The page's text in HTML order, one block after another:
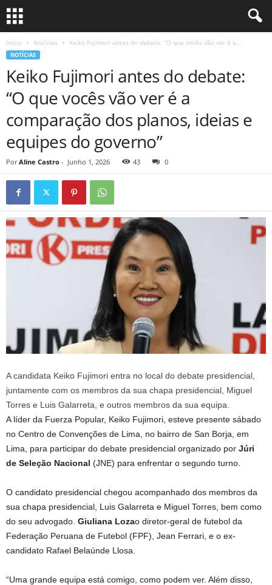
Início Notícias Keiko Fujimori antes do debate: “O que vocês vão ver é a...
NOTÍCIAS
Keiko Fujimori antes do debate:
“O que vocês vão ver é a
comparação dos planos, ideias e
equipes do governo”
Por Aline Castro - Junho 1, 2026 43 0
A candidata Keiko Fujimori entra no local do debate presidencial,
juntamente com os membros da sua chapa presidencial, Miguel
Torres e Luis Galarreta, e outros membros da sua equipa.
A líder da Fuerza Popular, Keiko Fujimori, esteve presente sábado
no Centro de Convenções de Lima, no bairro de San Borja, em
Lima, para participar do debate presidencial organizado por Júri
de Seleção Nacional (JNE) para enfrentar o segundo turno.
O candidato presidencial chegou acompanhado dos membros da
sua chapa presidencial, Luis Galarreta e Miguel Torres, bem como
do seu advogado. Giuliana Lozao diretor-geral de futebol da
Federação Peruana de Futebol (FPF), Jean Ferrari, e o ex-
candidato Rafael Belaúnde Llosa.
“Uma grande equipa está comigo, como podem ver. Além disso,